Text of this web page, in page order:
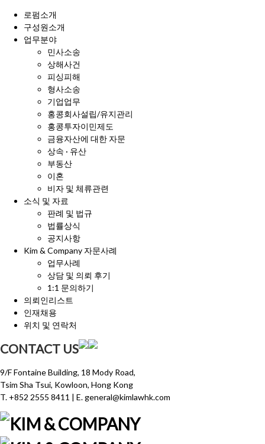
로펌소개
구성원소개
업무분야
민사소송
상해사건
피싱피해
형사소송
기업업무
홍콩회사설립/유지관리
홍콩투자이민제도
금융자산에 대한 자문
상속 · 유산
부동산
이혼
비자 및 체류관련
소식 및 자료
판례 및 법규
법률상식
공지사항
Kim & Company 자문사례
업무사례
상담 및 의뢰 후기
1:1 문의하기
의뢰인리스트
인재채용
위치 및 연락처
CONTACT US
9/F Fontaine Building, 18 Mody Road,
Tsim Sha Tsui, Kowloon, Hong Kong
T. +852 2555 8411 | E. general@kimlawhk.com